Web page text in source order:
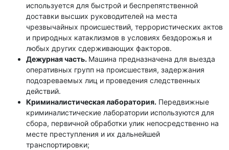
используется для быстрой и беспрепятственной
доставки высших руководителей на места
чрезвычайных происшествий, террористических актов
и природных катаклизмов в условиях бездорожья и
любых других сдерживающих факторов.
Дежурная часть. Машина предназначена для выезда
оперативных групп на происшествия, задержания
подозреваемых лиц и проведения следственных
действий.
Криминалистическая лаборатория. Передвижные
криминалистические лаборатории используются для
сбора, первичной обработки улик непосредственно на
месте преступления и их дальнейшей
транспортировки;